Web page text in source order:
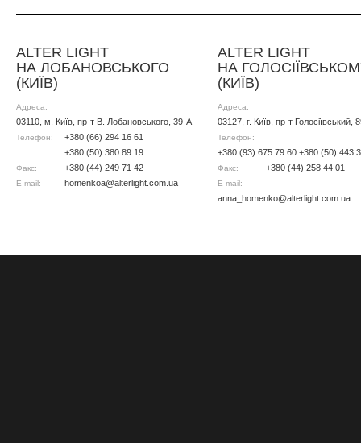
АLTER LIGHT
НА ЛОБАНОВСЬКОГО
(КИЇВ)
Адреса:
03110, м. Київ, пр-т В. Лобановського, 39-А
Телефон:
+380 (66) 294 16 61
+380 (50) 380 89 19
Факс: +380 (44) 249 71 42
E-mail: homenkoa@alterlight.com.ua
ALTER LIGHT
НА
(КИЇВ)
Адреса:
03127, г. Київ, пр-т Голосіївський,
Телефон:
+380 (93) 675 79 60 +380 (50) 443
Факс: +380 (44) 258 44 01
E-mail:
anna_homenko@alterlight.com.ua